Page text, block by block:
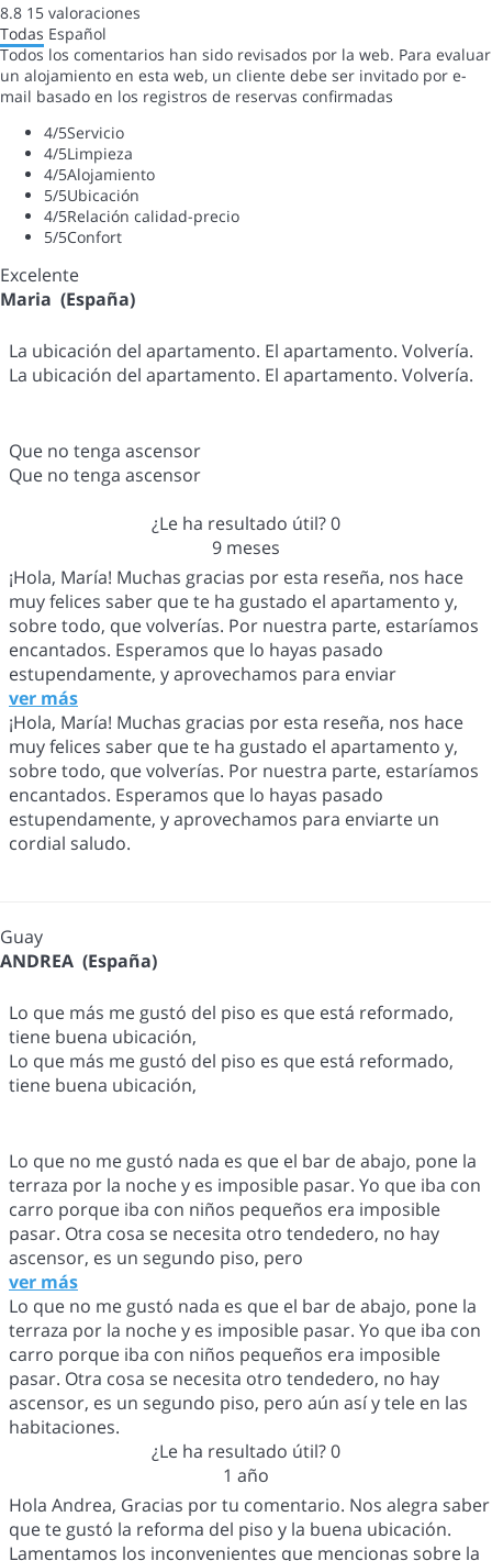
8.8 15 valoraciones
Todas Español
Todos los comentarios han sido revisados por la web. Para evaluar
un alojamiento en esta web, un cliente debe ser invitado por e-
mail basado en los registros de reservas confirmadas
4/5Servicio
4/5Limpieza
4/5Alojamiento
5/5Ubicación
4/5Relación calidad-precio
5/5Confort
Excelente
Maria (España)
La ubicación del apartamento. El apartamento. Volvería.
La ubicación del apartamento. El apartamento. Volvería.
Que no tenga ascensor
Que no tenga ascensor
¿Le ha resultado útil?0
9 meses
¡Hola, María! Muchas gracias por esta reseña, nos hace
muy felices saber que te ha gustado el apartamento y,
sobre todo, que volverías. Por nuestra parte, estaríamos
encantados. Esperamos que lo hayas pasado
estupendamente, y aprovechamos para enviar
ver más
¡Hola, María! Muchas gracias por esta reseña, nos hace
muy felices saber que te ha gustado el apartamento y,
sobre todo, que volverías. Por nuestra parte, estaríamos
encantados. Esperamos que lo hayas pasado
estupendamente, y aprovechamos para enviarte un
cordial saludo.
Guay
ANDREA (España)
Lo que más me gustó del piso es que está reformado,
tiene buena ubicación,
Lo que más me gustó del piso es que está reformado,
tiene buena ubicación,
Lo que no me gustó nada es que el bar de abajo, pone la
terraza por la noche y es imposible pasar. Yo que iba con
carro porque iba con niños pequeños era imposible
pasar. Otra cosa se necesita otro tendedero, no hay
ascensor, es un segundo piso, pero
ver más
Lo que no me gustó nada es que el bar de abajo, pone la
terraza por la noche y es imposible pasar. Yo que iba con
carro porque iba con niños pequeños era imposible
pasar. Otra cosa se necesita otro tendedero, no hay
ascensor, es un segundo piso, pero aún así y tele en las
habitaciones.
¿Le ha resultado útil?0
1 año
Hola Andrea, Gracias por tu comentario. Nos alegra saber
que te gustó la reforma del piso y la buena ubicación.
Lamentamos los inconvenientes que mencionas sobre la